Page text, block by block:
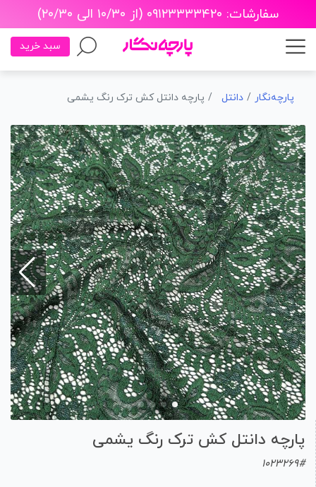
سفارشات: ۰۹۱۲۳۳۳۳۴۲۰ (از ۱۰/۳۰ الی ۲۰/۳۰)
سبد خرید
پارچه‌نگار دانتل پارچه دانتل کش ترک رنگ یشمی
پارچه دانتل کش ترک رنگ یشمی
1023269#